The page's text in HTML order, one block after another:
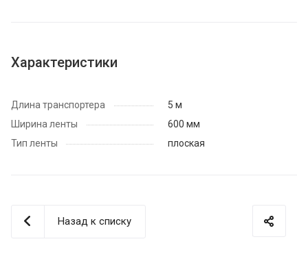
Характеристики
Длина транспортера
5 м
Ширина ленты
600 мм
Тип ленты
плоская
Назад к списку